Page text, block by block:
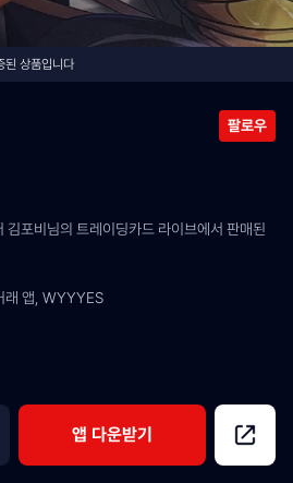
된 상품입니다
팔로우
포비님의 트레이딩카드 라이브에서 판매된
래 앱, WYYYES
앱 다운받기